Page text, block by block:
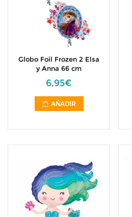
Globo Foil Frozen 2 Elsa
y Anna 66 cm
6,95€
AÑADIR